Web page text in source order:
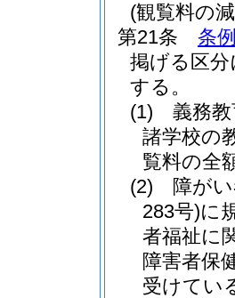
(観覧料の
第21条
条
掲げる区
する。
(1)
義務
諸学校の
覧料の全
(2)
障が
283号)に
者福祉に
障害者保
受けてい